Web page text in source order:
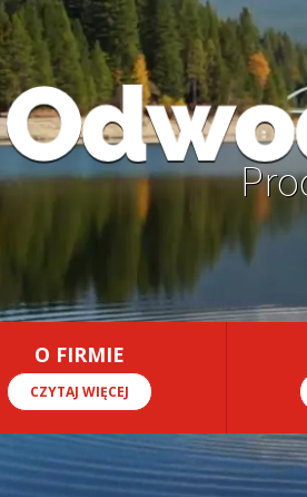
O FIRMIE
CZYTAJ WIĘCEJ